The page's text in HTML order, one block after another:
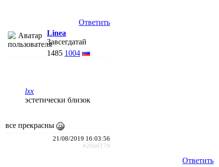
Ответить
Linea
Завсегдатай
1485 1004
lxx
эстетически близок
все прекрасны
21/08/2019 16:03:56
#2666179
Ответить